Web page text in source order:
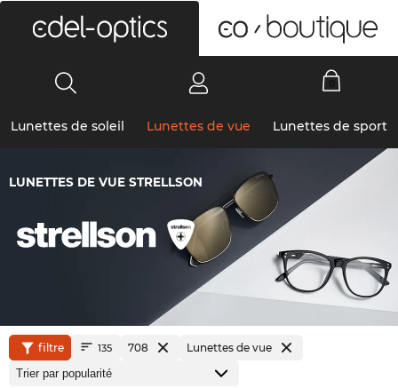
Lunettes de soleil Lunettes de vue Lunettes de sport
LUNETTES DE VUE STRELLSON
filtre 135 708 Lunettes de vue